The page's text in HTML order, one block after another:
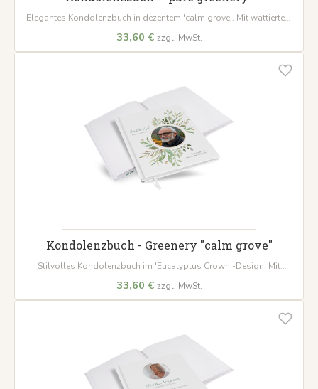
Elegantes Kondolenzbuch in dezentem 'calm grove'. Mit wattiertem
Lesezeichenband – ein würdevoller Ort für Erinnerungen.
33,60 € zzgl. MwSt.
Kondolenzbuch - Greenery "calm grove"
Stilvolles Kondolenzbuch im 'Eucalyptus Crown'-Design. Mit
g/m² Papier zum Festhalten wertvoller Erinnerungen.
33,60 € zzgl. MwSt.